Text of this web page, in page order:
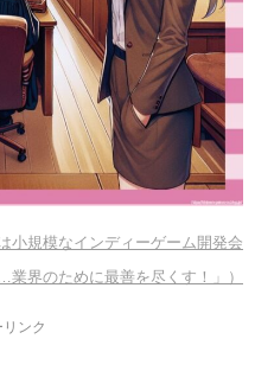
小規模なインディーゲーム開発会
業界のために最善を尽くす！」）
リンク